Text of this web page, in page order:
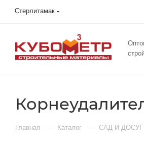
Стерлитамак
Главная — Каталог — САД И ДОСУГ